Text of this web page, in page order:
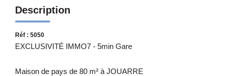
Description
Réf : 5050
EXCLUSIVITÉ IMMO7 - 5min Gare
Maison de pays de 80 m² à JOUARRE